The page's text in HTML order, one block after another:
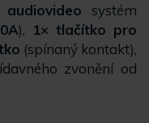
audiovideo systém
), 1× tlačítko pro
(spínaný kontakt),
zvonění od